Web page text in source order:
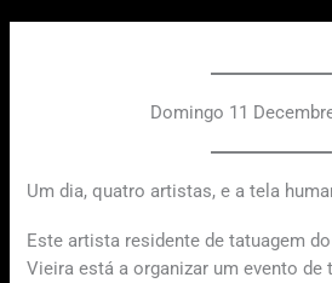
Domingo 11
Um dia, quatro artistas, e a tela
Este artista residente de tatuagem
Vieira está a organizar um evento de